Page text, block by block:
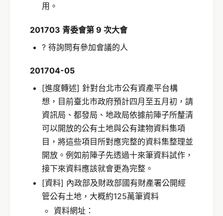
用。
201703 青委會第 9 次大會
? 待詢問有參加會議的人
201704-05
[進度轉述] 針對台北市公有資產平台構
想，目前臺北市政府預計四月至五月初，請
資訊局、都發局、地政局依據前陣子所釐清
可以開放的公有土地與公有建物資料集項
目，將這些項目所對應完整的資料集整理並
開放。例如前陣子先透過十來筆資料試作，
接下來資料應該就會更為完整。
[資料] 內政部及財政部國有財產署公開經
管公有土地，大概約125萬筆資料
資料網址：